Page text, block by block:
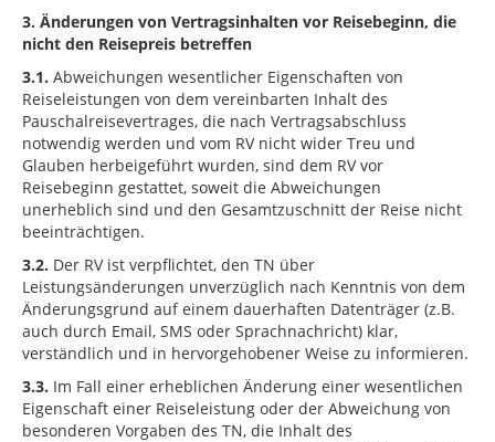
3. Änderungen von Vertragsinhalten vor Reisebeginn, die
nicht den Reisepreis betreffen
3.1. Abweichungen wesentlicher Eigenschaften von
Reiseleistungen von dem vereinbarten Inhalt des
Pauschalreisevertrages, die nach Vertragsabschluss
notwendig werden und vom RV nicht wider Treu und
Glauben herbeigeführt wurden, sind dem RV vor
Reisebeginn gestattet, soweit die Abweichungen
unerheblich sind und den Gesamtzuschnitt der Reise nicht
beeinträchtigen.
3.2. Der RV ist verpflichtet, den TN über
Leistungsänderungen unverzüglich nach Kenntnis von dem
Änderungsgrund auf einem dauerhaften Datenträger (z.B.
auch durch Email, SMS oder Sprachnachricht) klar,
verständlich und in hervorgehobener Weise zu informieren.
3.3. Im Fall einer erheblichen Änderung einer wesentlichen
Eigenschaft einer Reiseleistung oder der Abweichung von
besonderen Vorgaben des TN, die Inhalt des